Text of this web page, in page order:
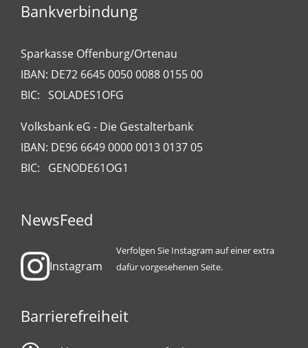
Bankverbindung
Sparkasse Offenburg/Ortenau
IBAN: DE72 6645 0050 0088 0155 00
BIC: SOLADES1OFG
Volksbank eG - Die Gestalterbank
IBAN: DE96 6649 0000 0013 0137 05
BIC: GENODE61OG1
NewsFeed
Instagram
Verfolgen Sie Instagram auf einer extra
dafür vorgesehenen Seite.
Barrierefreiheit